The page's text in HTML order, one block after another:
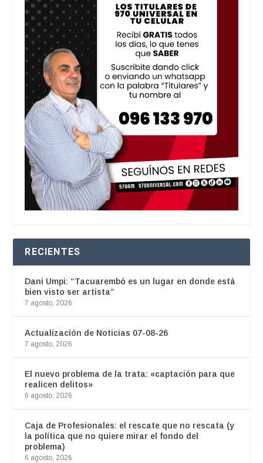
RECIENTES
Dani Umpi: “Tacuarembó es un lugar en donde está
bien visto ser artista”
7 agosto, 2026
Actualización de Noticias 07-08-26
7 agosto, 2026
El nuevo problema de la trata: «captación para que
realicen delitos»
6 agosto, 2026
Caja de Profesionales: el rescate que no rescata (y
la política que no quiere mirar el fondo del
problema)
6 agosto, 2026